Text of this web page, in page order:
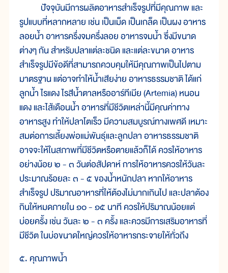
ปัจจุบันมีการผลิตอาหารสำเร็จรูปที่มีคุณภาพ และ
รูปแบบที่หลากหลาย เช่น เป็นเม็ด เป็นเกล็ด เป็นผง อาหาร
ลอยน้ำ อาหารครึ่งจมครึ่งลอย อาหารจมน้ำ ซึ่งมีขนาด
ต่างๆ กัน สำหรับปลาแต่ละชนิด และแต่ละขนาด อาหาร
สำเร็จรูปมีข้อดีที่สามารถควบคุมให้มีคุณภาพเป็นไปตาม
มาตรฐาน แต่อาจทำให้น้ำเสียง่าย อาหารธรรมชาติ ได้แก่
ลูกน้ำ ไรแดง ไรสีน้ำตาลหรืออาร์ทีเมีย (Artemia) หนอน
แดง และไส้เดือนน้ำ อาหารที่มีชีวิตเหล่านี้มีคุณค่าทาง
อาหารสูง ทำให้ปลาโตเร็ว มีความสมบูรณ์ทางเพศดี เหมาะ
สมต่อการเลี้ยงพ่อแม่พันธุ์และลูกปลา อาหารธรรมชาติ
อาจจะให้ในสภาพที่มีชีวิตหรือตายแล้วก็ได้ ควรให้อาหาร
อย่างน้อย ๒ - ๓ วันต่อสัปดาห์ การให้อาหารควรให้วันละ
ประมาณร้อยละ ๓ - ๕ ของน้ำหนักปลา หากให้อาหาร
สำเร็จรูป ปริมาณอาหารที่ให้ต้องไม่มากเกินไป และปลาต้อง
กินให้หมดภายใน ๑๐ - ๑๕ นาที ควรให้ปริมาณน้อยแต่
บ่อยครั้ง เช่น วันละ ๒ - ๓ ครั้ง และควรมีการเสริมอาหารที่
มีชีวิต ในบ่อขนาดใหญ่ควรให้อาหารกระจายให้ทั่วถึง
๕. คุณภาพน้ำ